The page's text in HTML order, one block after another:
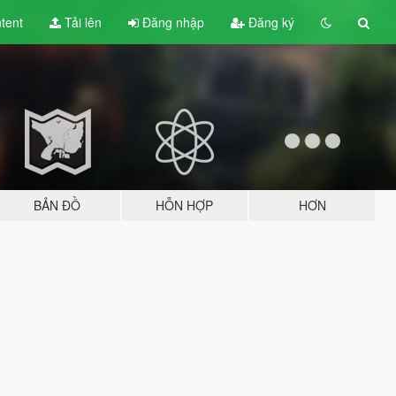
Tải lên Đăng nhập Đăng ký
BẢN ĐỒ HỖN HỢP HƠN